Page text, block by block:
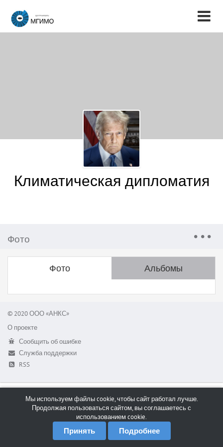
Климатическая дипломатия
Фото
Фото Альбомы
© 2020 ООО «АНКС»
О проекте
Сообщить об ошибке
Служба поддержки
RSS
Мы используем файлы cookie, чтобы сайт работал лучше.
Продолжая пользоваться сайтом, вы соглашаетесь с
использованием cookie.
Принять Подробнее